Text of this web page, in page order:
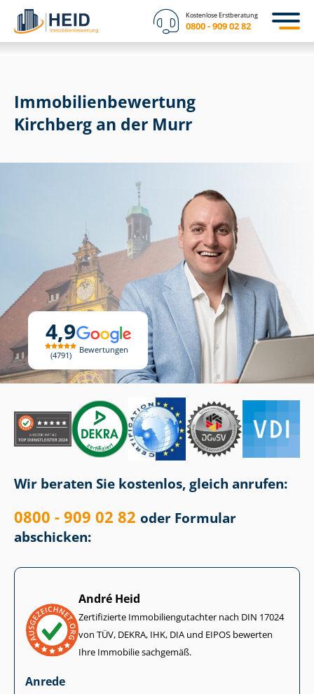
Kostenlose Erstberatung
0800 - 909 02 82
4,9
4791
Bewertungen
Immobilien­bewertung
Kirchberg an der Murr
Wir beraten Sie kostenlos, gleich anrufen:
0800 - 909 02 82 oder Formular
abschicken:
André Heid
Zertifizierte Im­mo­bi­li­en­gut­ach­ter nach DIN 17024
von TÜV, DEKRA, IHK, DIA und EIPOS bewerten
Ihre Immobilie sachgemäß.
Anrede